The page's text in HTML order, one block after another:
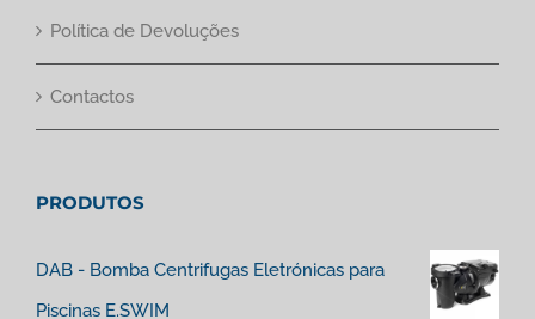
Política de Devoluções
Contactos
PRODUTOS
DAB - Bomba Centrifugas Eletrónicas para
Piscinas E.SWIM